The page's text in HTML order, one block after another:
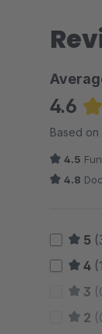
4.6
Based
4.5
4.8
5
4
3
2